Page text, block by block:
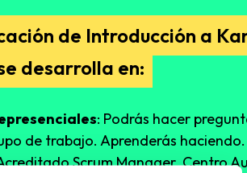
de Introducción a
desarrolla en:
: Podrás hacer
de trabajo. Aprenderás haciendo.
Scrum Manager. Centro